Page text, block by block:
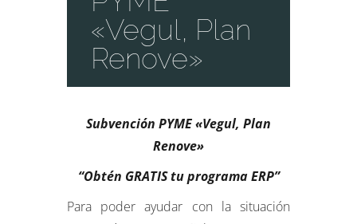
«Vegul, Plan
Renove»
Subvención PYME «Vegul, Plan
Renove»
“Obtén GRATIS tu programa ERP”
Para poder ayudar con la situación